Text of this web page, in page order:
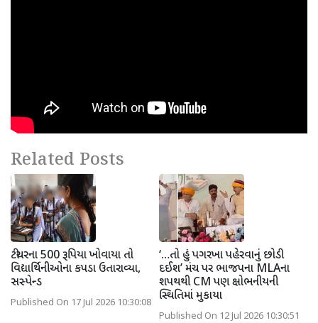
Related Posts
ટીચરના 500 રૂપિયા ખોવાયા તો
વિદ્યાર્થિનીઓના કપડા ઉતારાવ્યા,
સસ્પેન્ડ
Published On 17 Jul 2026 10:30:08
‘…તો હું પગરખા પહેરવાનું છોડી
દઈશ’ મંચ પર ભાજપના MLAના
શપથથી CM પણ ક્ષોભનીયની
સ્થિતિમાં મુકાયા
Published On 12 Jul 2026 10:30:51